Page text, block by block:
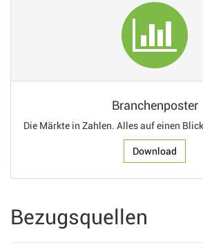
Branchenposter
Die Märkte in Zahlen. Alles auf einen
Download
Bezugsquellen